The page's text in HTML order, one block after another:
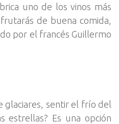
uno de los vinos más
de buena comida,
por el francés Guillermo
glaciares, sentir el frío del
estrellas? Es una opción